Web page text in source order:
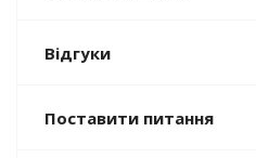
Відгуки
Поставити питання